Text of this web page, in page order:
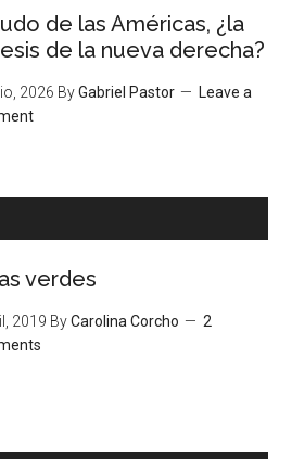
de las Américas, ¿la
de la nueva derecha?
2026 ByGabriel Pastor
Leave a
verdes
2019 ByCarolina Corcho
2